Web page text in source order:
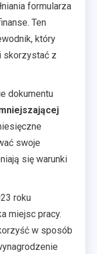
formularza
Ten
który
skorzystać z
dokumentu
swoje
się warunki
roku
miejsc pracy.
w sposób